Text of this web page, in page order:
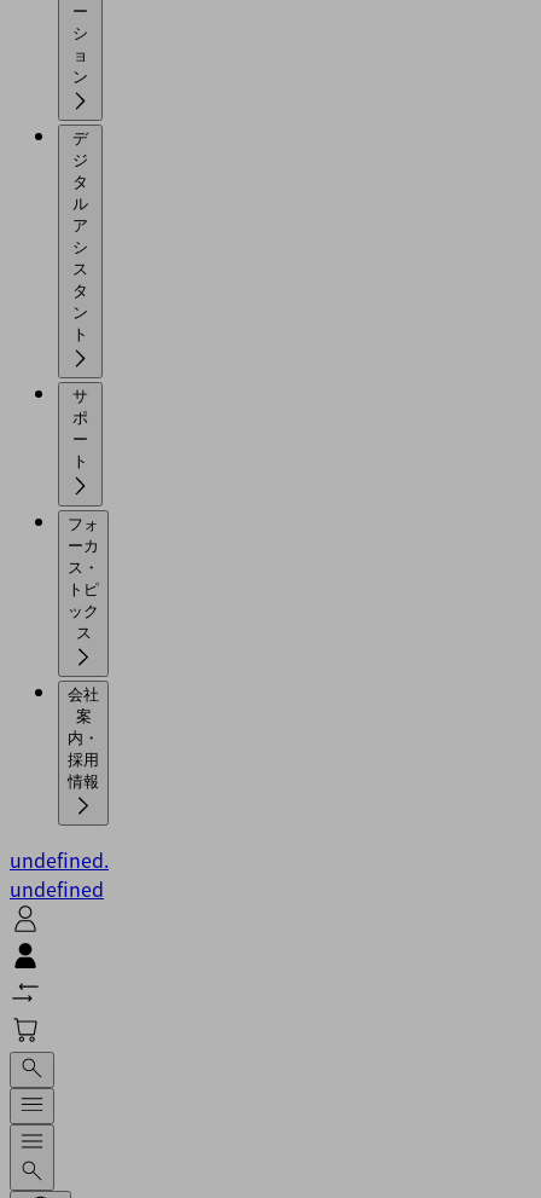
ー
シ
ョ
デ
ジ
タ
ル
ア
シ
ス
タ
ン
サ
ポ
ー
フォ
ーカ
ス・
トピ
ック
会社
案
内・
採用
情報
undefined.
undefined